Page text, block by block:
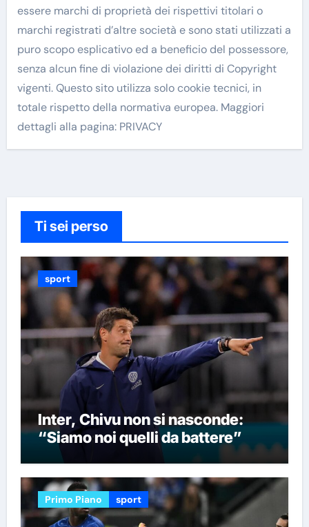
essere marchi di proprietà dei rispettivi titolari o
marchi registrati d’altre società e sono stati utilizzati a
puro scopo esplicativo ed a beneficio del possessore,
senza alcun fine di violazione dei diritti di Copyright
vigenti. Questo sito utilizza solo cookie tecnici, in
totale rispetto della normativa europea. Maggiori
dettagli alla pagina: PRIVACY
Ti sei perso
sport
Inter, Chivu non si nasconde:
“Siamo noi quelli da battere”
Primo Piano sport